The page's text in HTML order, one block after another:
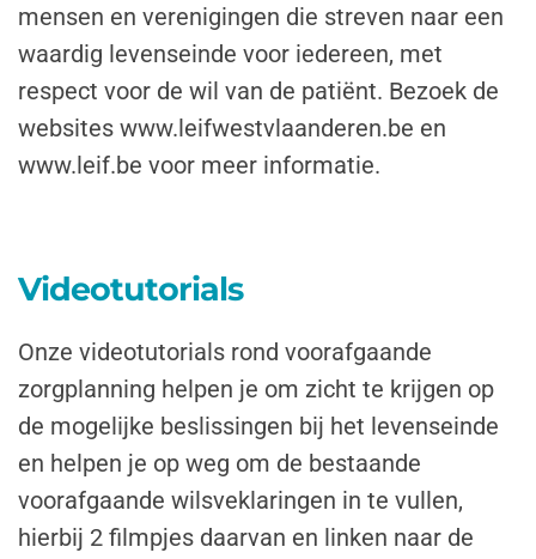
mensen en verenigingen die streven naar een
waardig levenseinde voor iedereen, met
respect voor de wil van de patiënt. Bezoek de
websites www.leifwestvlaanderen.be en
www.leif.be voor meer informatie.
Videotutorials
Onze videotutorials rond voorafgaande
zorgplanning helpen je om zicht te krijgen op
de mogelijke beslissingen bij het levenseinde
en helpen je op weg om de bestaande
voorafgaande wilsveklaringen in te vullen,
hierbij 2 filmpjes daarvan en linken naar de